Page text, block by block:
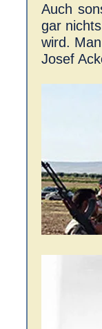
Auch
gar
wird.
Josef